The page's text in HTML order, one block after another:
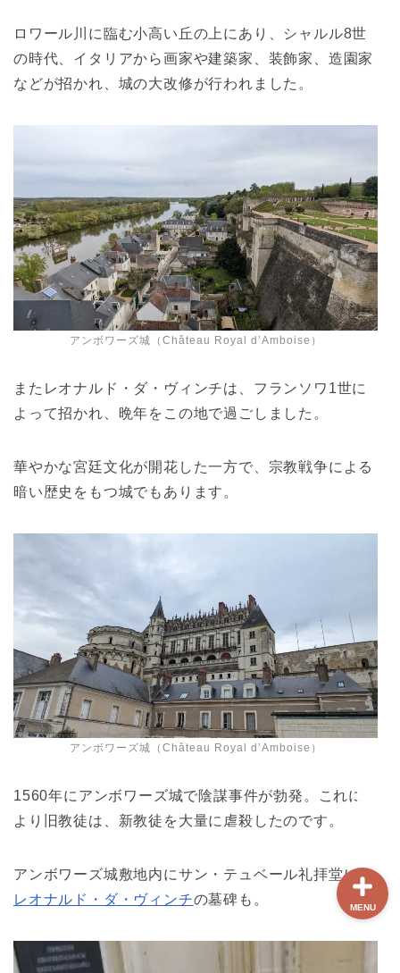
ロワール川に臨む小高い丘の上にあり、シャルル8世
の時代、イタリアから画家や建築家、装飾家、造園家
などが招かれ、城の大改修が行われました。
アンボワーズ城（Château Royal d’Amboise）
またレオナルド・ダ・ヴィンチは、フランソワ1世に
よって招かれ、晩年をこの地で過ごしました。
華やかな宮廷文化が開花した一方で、宗教戦争による
暗い歴史をもつ城でもあります。
アンボワーズ城（Château Royal d’Amboise）
1560年にアンボワーズ城で陰謀事件が勃発。これに
より旧教徒は、新教徒を大量に虐殺したのです。
アンボワーズ城敷地内にサン・テュベール礼拝堂には
レオナルド・ダ・ヴィンチの墓碑も。
MENU
ホーム
【最新版】パリ治安情報
当サイト限定クーポン
て